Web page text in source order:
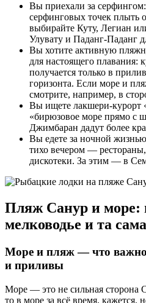
Вы приехали за
серфинговых точек плыть
выбирайте Куту, Легиан
Улувату и Паданг-Паданг
Вы хотите активную
для настоящего плавания:
получается только в
горизонта. Если море и
смотрите, например, в
Вы ищете лакшери-курорт
«бирюзовое море прямо с
Джимбаран дадут более
Вы едете за ночной
тихо вечером —
дискотеки. За этим — в
Пляж Санур и море:
мелководье и та
Море и пляж — что важно
и приливы
Море — это не сильная сторона
то в море за всё время, кажется,